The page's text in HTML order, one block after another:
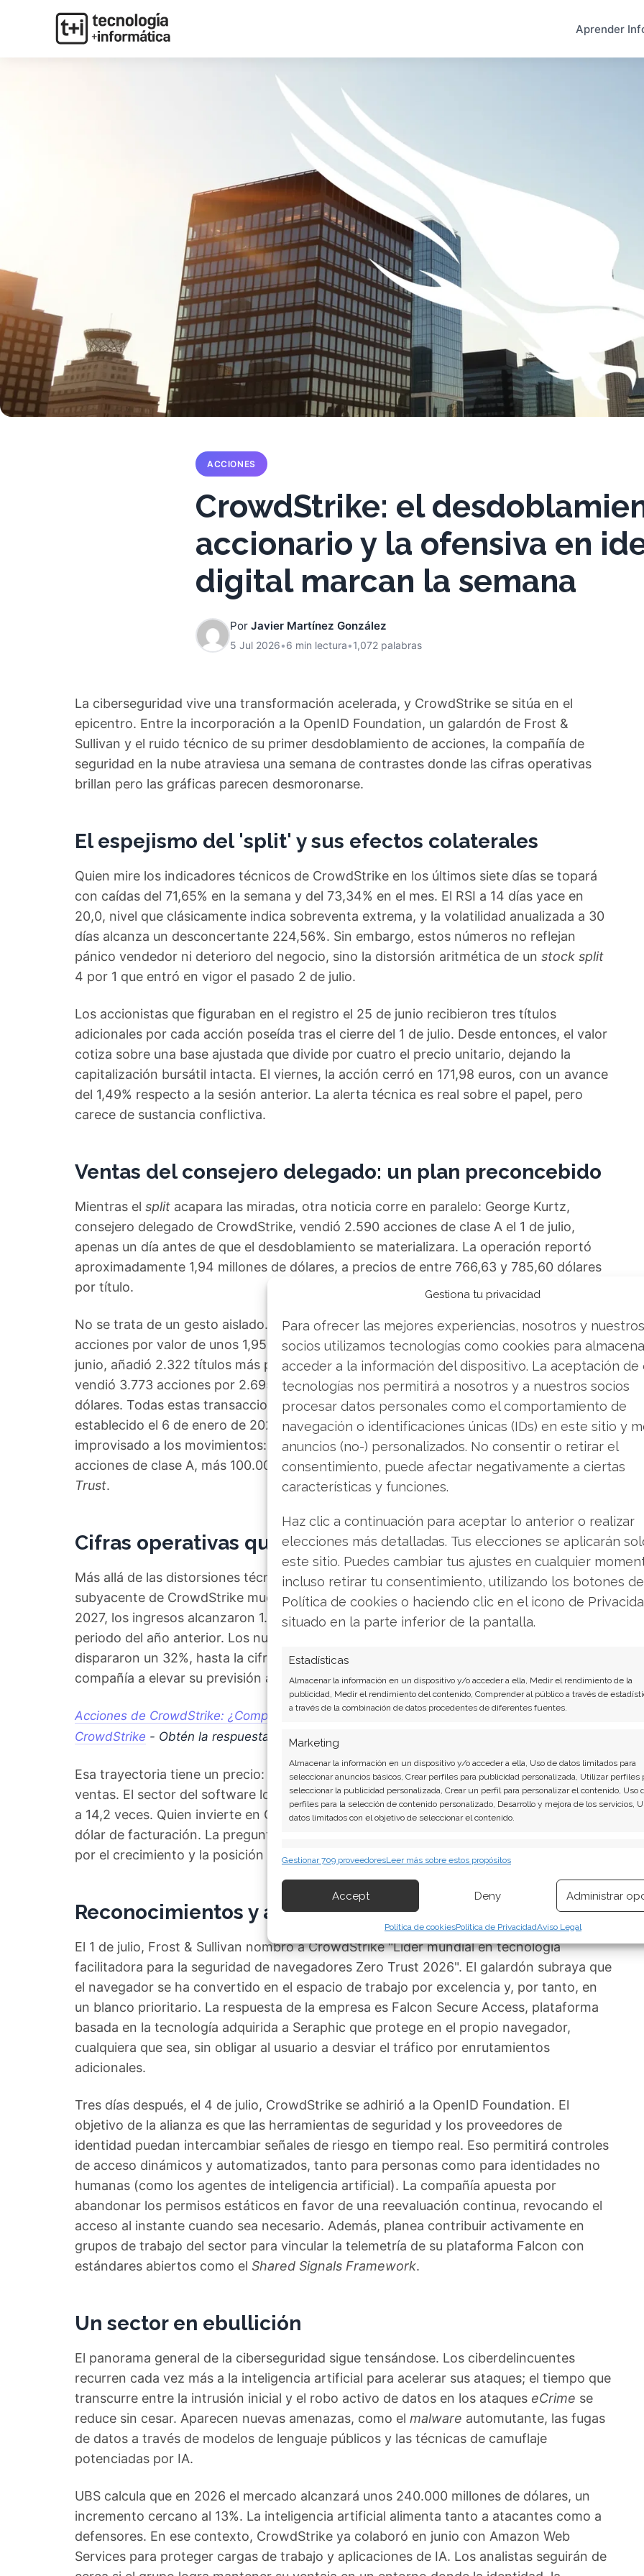
Gestiona tu privacidad
Para ofrecer las mejores experiencias, nosotros y nuestros
socios utilizamos tecnologías como cookies para
acceder a la información del dispositivo. La aceptación de
tecnologías nos permitirá a nosotros y a nuestros socios
procesar datos personales como el comportamiento de
navegación o identificaciones únicas (IDs) en este sitio y
anuncios (no-) personalizados. No consentir o retirar el
consentimiento, puede afectar negativamente a ciertas
características y funciones.
Haz clic a continuación para aceptar lo anterior o realizar
elecciones más detalladas. Tus elecciones se aplicarán
este sitio. Puedes cambiar tus ajustes en cualquier
incluso retirar tu consentimiento, utilizando los botones
Política de cookies o haciendo clic en el icono de
situado en la parte inferior de la pantalla.
Estadísticas
Almacenar la información en un dispositivo y/o acceder a ella, Medir el rendimiento de la
publicidad, Medir el rendimiento del contenido, Comprender al público a través de
a través de la combinación de datos procedentes de diferentes fuentes.
Marketing
Almacenar la información en un dispositivo y/o acceder a ella, Uso de datos limitados para
seleccionar anuncios básicos, Crear perfiles para publicidad personalizada, Utilizar perfiles
seleccionar la publicidad personalizada, Crear un perfil para personalizar el contenido, Uso
perfiles para la selección de contenido personalizado, Desarrollo y mejora de los servicios,
datos limitados con el objetivo de seleccionar el contenido.
información transmitida de forma automática.
Garantizar la seguridad, evitar y detectar fraudes, y eliminar
fallos, Ofrecer y presentar publicidad y contenido, Guardar y
comunicar las preferencias de privacidad.
Gestionar 709 proveedoresLeer más sobre estos propósitos
Accept Deny Administrar
Política de cookiesPolítica de PrivacidadAviso Legal
Aprender
ACCIONES
CrowdStrike: el
accionario y la ofensiva en
digital marcan la semana
Por Javier Martínez González
5 Jul 2026•6 min lectura•1,072 palabras
La ciberseguridad vive una transformación acelerada, y CrowdStrike se sitúa en el
epicentro. Entre la incorporación a la OpenID Foundation, un galardón de Frost &
Sullivan y el ruido técnico de su primer desdoblamiento de acciones, la compañía de
seguridad en la nube atraviesa una semana de contrastes donde las cifras operativas
brillan pero las gráficas parecen desmoronarse.
El espejismo del 'split' y sus efectos colaterales
Quien mire los indicadores técnicos de CrowdStrike en los últimos siete días se topará
con caídas del 71,65% en la semana y del 73,34% en el mes. El RSI a 14 días yace en
20,0, nivel que clásicamente indica sobreventa extrema, y la volatilidad anualizada a 30
días alcanza un desconcertante 224,56%. Sin embargo, estos números no reflejan
pánico vendedor ni deterioro del negocio, sino la distorsión aritmética de un stock split
4 por 1 que entró en vigor el pasado 2 de julio.
Los accionistas que figuraban en el registro el 25 de junio recibieron tres títulos
adicionales por cada acción poseída tras el cierre del 1 de julio. Desde entonces, el valor
cotiza sobre una base ajustada que divide por cuatro el precio unitario, dejando la
capitalización bursátil intacta. El viernes, la acción cerró en 171,98 euros, con un avance
del 1,49% respecto a la sesión anterior. La alerta técnica es real sobre el papel, pero
carece de sustancia conflictiva.
Ventas del consejero delegado: un plan preconcebido
Mientras el split acapara las miradas, otra noticia corre en paralelo: George Kurtz,
consejero delegado de CrowdStrike, vendió 2.590 acciones de clase A el 1 de julio,
apenas un día antes de que el desdoblamiento se materializara. La operación reportó
aproximadamente 1,94 millones de dólares, a precios de entre 766,63 y 785,60 dólares
por título.
No se trata de un gesto aislado. El 29 y 30 de junio, Kurtz se desprendió de otras 2.577
acciones por valor de unos 1,95 millones de dólares. Y en la misma jornada del 30 de
junio, añadió 2.322 títulos más por cerca de 1,8 millones. A finales de junio, el 23 y 24,
vendió 3.773 acciones por 2.695.881 dólares, y el día 26, otras 1.720 por 1.196.343
dólares. Todas estas transacciones se inscriben en un plan de negociación 10b5-1
establecido el 6 de enero de 2026. La sistematicidad del programa resta carácter
improvisado a los movimientos: Kurtz sigue controlando directamente 2.080.860
acciones de clase A, más 100.000 de manera indirecta a través delKurtz Family Dynasty
Trust.
Cifras operativas que sostienen la prima
Más allá de las distorsiones técnicas y la actividad de los directivos, el negocio
subyacente de CrowdStrike muestra una salud sólida. En el primer trimestre fiscal de
2027, los ingresos alcanzaron 1.390 millones de dólares, un 26% más que en el mismo
periodo del año anterior. Los nuevos ingresos recurrentes anualizados (ARR) se
dispararon un 32%, hasta la cifra récord de 256 millones de dólares, lo que llevó a la
compañía a elevar su previsión anual de ARR.
Acciones de CrowdStrike: ¿Comprar, mantener o vender? Descarga gratuita de tu análisis de
CrowdStrike - Obtén la respuesta que andabas buscando.
Esa trayectoria tiene un precio: la acción cotiza a aproximadamente 38,7 veces las
ventas. El sector del software lo hace a 3,5 veces de media, y los competidores directos,
a 14,2 veces. Quien invierte en CrowdStrike acepta una prima considerable por cada
dólar de facturación. La pregunta que flota en el mercado es si ese diferencial se justifica
por el crecimiento y la posición estratégica.
Reconocimientos y alianzas en el frente de la identidad
El 1 de julio, Frost & Sullivan nombró a CrowdStrike "Líder mundial en tecnología
facilitadora para la seguridad de navegadores Zero Trust 2026". El galardón subraya que
el navegador se ha convertido en el espacio de trabajo por excelencia y, por tanto, en
un blanco prioritario. La respuesta de la empresa es Falcon Secure Access, plataforma
basada en la tecnología adquirida a Seraphic que protege en el propio navegador,
cualquiera que sea, sin obligar al usuario a desviar el tráfico por enrutamientos
adicionales.
Tres días después, el 4 de julio, CrowdStrike se adhirió a la OpenID Foundation. El
objetivo de la alianza es que las herramientas de seguridad y los proveedores de
identidad puedan intercambiar señales de riesgo en tiempo real. Eso permitirá controles
de acceso dinámicos y automatizados, tanto para personas como para identidades no
humanas (como los agentes de inteligencia artificial). La compañía apuesta por
abandonar los permisos estáticos en favor de una reevaluación continua, revocando el
acceso al instante cuando sea necesario. Además, planea contribuir activamente en
grupos de trabajo del sector para vincular la telemetría de su plataforma Falcon con
estándares abiertos como el Shared Signals Framework.
Un sector en ebullición
El panorama general de la ciberseguridad sigue tensándose. Los ciberdelincuentes
recurren cada vez más a la inteligencia artificial para acelerar sus ataques; el tiempo que
transcurre entre la intrusión inicial y el robo activo de datos en los ataques eCrime se
reduce sin cesar. Aparecen nuevas amenazas, como el malware automutante, las fugas
de datos a través de modelos de lenguaje públicos y las técnicas de camuflaje
potenciadas por IA.
UBS calcula que en 2026 el mercado alcanzará unos 240.000 millones de dólares, un
incremento cercano al 13%. La inteligencia artificial alimenta tanto a atacantes como a
defensores. En ese contexto, CrowdStrike ya colaboró en junio con Amazon Web
Services para proteger cargas de trabajo y aplicaciones de IA. Los analistas seguirán de